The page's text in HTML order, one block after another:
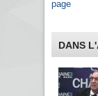
page
DANS